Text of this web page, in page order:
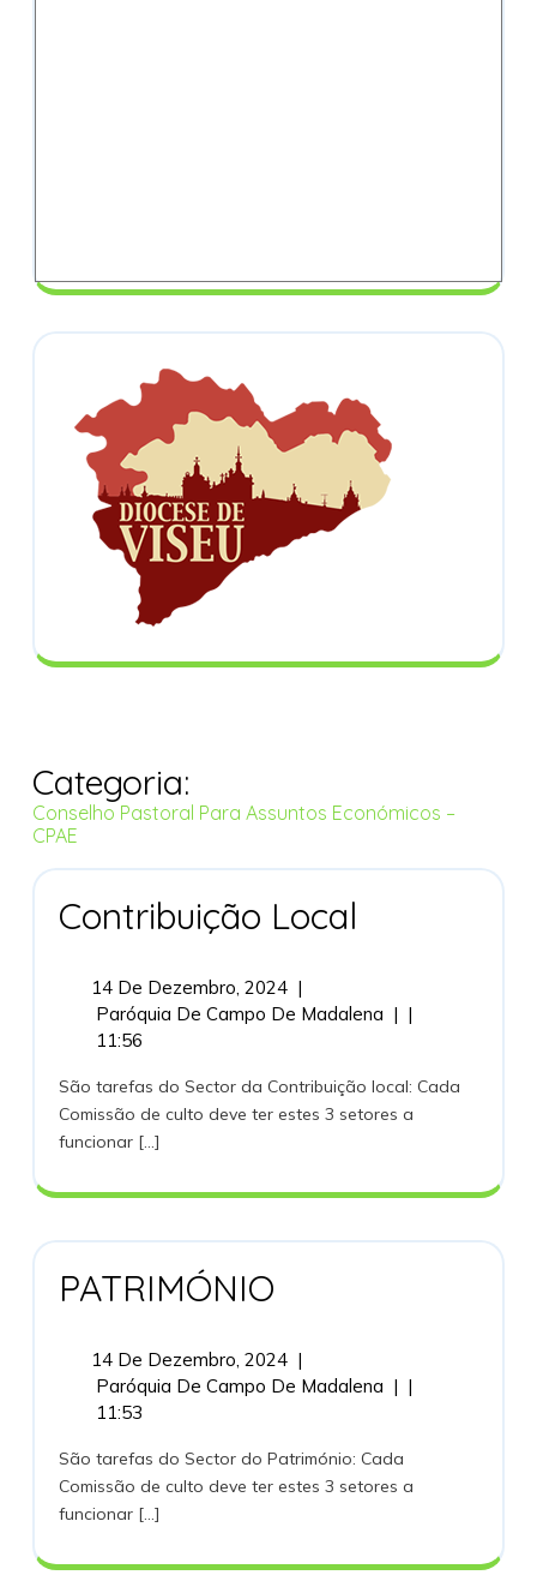
Categoria:
Conselho Pastoral Para Assuntos Económicos –
CPAE
Contribuição Local
14 De Dezembro, 202414
De
|
Paróquia De Campo De MadalenaContribuição
| |
11:56
São tarefas do Sector da Contribuição local: Cada
Comissão de culto deve ter estes 3 setores a
funcionar [...]
PATRIMÓNIO
14 De Dezembro, 202414
De
|
Paróquia De Campo De MadalenaPATRIMÓNIO
| |
11:53
São tarefas do Sector do Património: Cada
Comissão de culto deve ter estes 3 setores a
funcionar [...]